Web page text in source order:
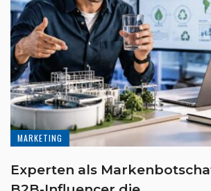
MARKETING
Experten als